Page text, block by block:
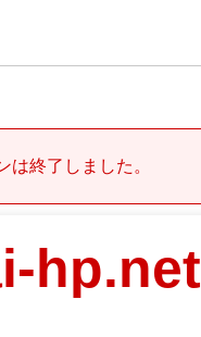
は終了しました。
hp.net